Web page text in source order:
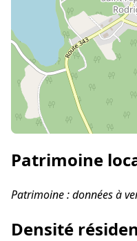
Patrimoine
Patrimoine : données à
Densité